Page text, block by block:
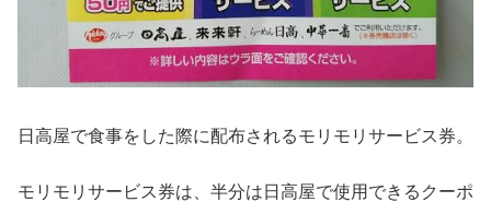
日高屋で食事をした際に配布されるモリモリサービス券。
モリモリサービス券は、半分は日高屋で使用できるクーポ